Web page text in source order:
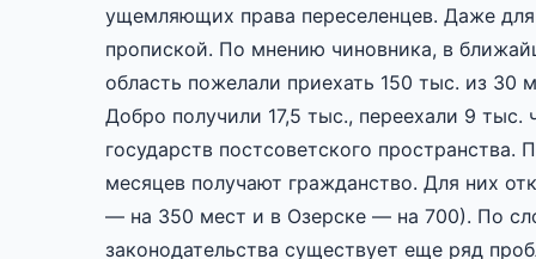
ущемляющих права переселенцев. Даже
пропиской. По мнению чиновника, в
область пожелали приехать 150 тыс. из
Добро получили 17,5 тыс., переехали 9
государств постсоветского
месяцев получают гражданство. Для них
— на 350 мест и в Озерске — на 700). По
законодательства существует еще ряд